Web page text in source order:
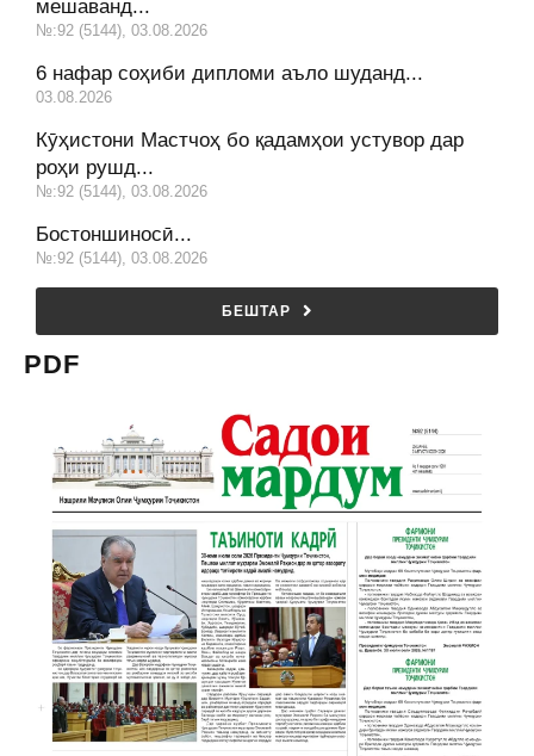
мешаванд...
№:92 (5144), 03.08.2026
6 нафар соҳиби дипломи аъло шуданд...
03.08.2026
Кӯҳистони Мастчоҳ бо қадамҳои устувор дар
роҳи рушд...
№:92 (5144), 03.08.2026
Бостоншиносӣ...
№:92 (5144), 03.08.2026
БЕШТАР
PDF